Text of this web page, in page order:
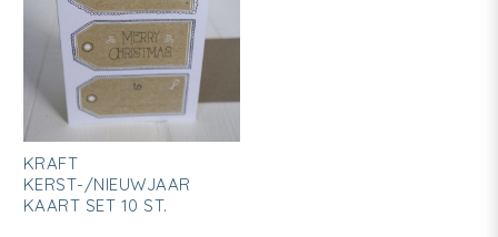
Dit
product
heeft
KRAFT
KERST-/NIEUWJAAR
KAART SET 10 ST.